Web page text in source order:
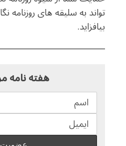
تواند به سلیقه های روزنامه
بیافزاید.
هفته نامه